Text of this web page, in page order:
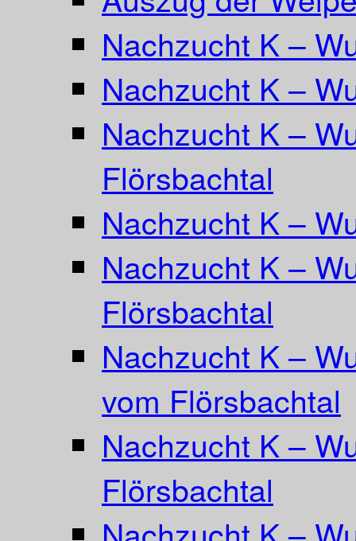
Nachzucht K –
Nachzucht K –
Nachzucht K –
Flörsbachtal
Nachzucht K –
Nachzucht K –
Flörsbachtal
Nachzucht K –
vom Flörsbachtal
Nachzucht K –
Flörsbachtal